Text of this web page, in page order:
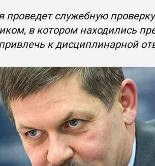
служебную
в котором находились
к дисциплинарной